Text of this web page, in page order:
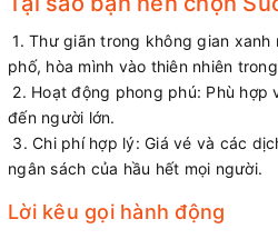
1. Thư giãn trong không gian
phố, hòa mình vào thiên nhiên
2. Hoạt động phong phú: Phù hợp
đến người lớn.
3. Chi phí hợp lý: Giá vé và các
ngân sách của hầu hết mọi người.
Lời kêu gọi hành động